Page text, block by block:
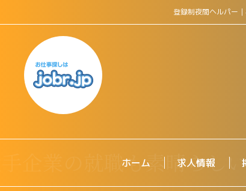
登録制夜間ヘルパー
ホーム 求人情報